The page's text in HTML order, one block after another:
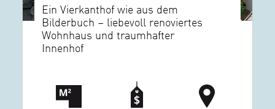
Ein Vierkanthof wie aus dem
Bilderbuch – liebevoll renoviertes
Wohnhaus und traumhafter
Innenhof